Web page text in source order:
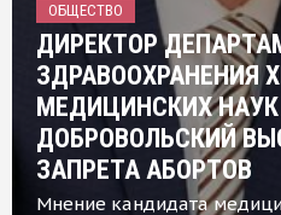
ОБЩЕСТВО
ДИРЕКТОР
ЗДРАВООХРАНЕНИЯ
МЕДИЦИНСКИХ НАУК
ДОБРОВОЛЬСКИЙ
ЗАПРЕТА АБОРТОВ
Мнение кандидата